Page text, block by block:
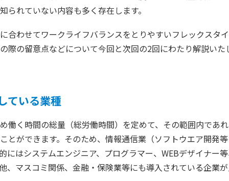
れていない内容も多く存在します。
わせてワークライフバランスをとりやすいフレックスタ
際の留意点などについて今回と次回の2回にわたり解説いた
ている業種
く時間の総量（総労働時間）を定めて、その範囲内であ
とができます。そのため、情報通信業（ソフトウエア開発
にはシステムエンジニア、プログラマー、WEBデザイナー
、マスコミ関係、金融・保険業等にも導入されている企業